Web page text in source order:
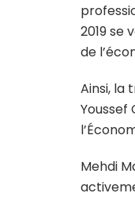
2019 se
de
Ainsi, la
Mehdi